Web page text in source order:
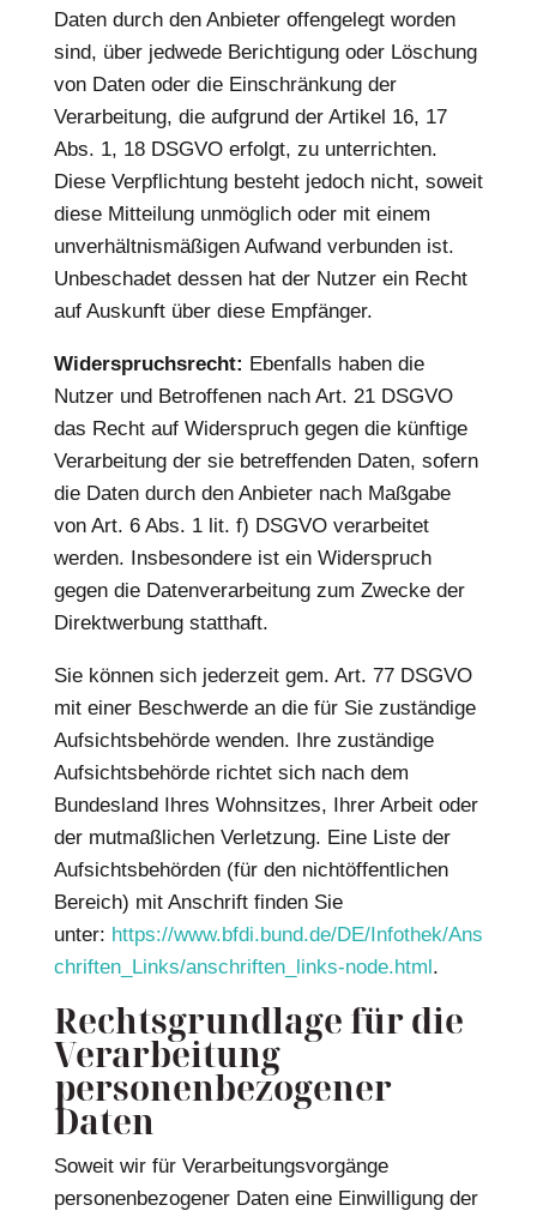
Daten durch den Anbieter offengelegt worden
sind, über jedwede Berichtigung oder Löschung
von Daten oder die Einschränkung der
Verarbeitung, die aufgrund der Artikel 16, 17
Abs. 1, 18 DSGVO erfolgt, zu unterrichten.
Diese Verpflichtung besteht jedoch nicht, soweit
diese Mitteilung unmöglich oder mit einem
unverhältnismäßigen Aufwand verbunden ist.
Unbeschadet dessen hat der Nutzer ein Recht
auf Auskunft über diese Empfänger.
Widerspruchsrecht: Ebenfalls haben die
Nutzer und Betroffenen nach Art. 21 DSGVO
das Recht auf Widerspruch gegen die künftige
Verarbeitung der sie betreffenden Daten, sofern
die Daten durch den Anbieter nach Maßgabe
von Art. 6 Abs. 1 lit. f) DSGVO verarbeitet
werden. Insbesondere ist ein Widerspruch
gegen die Datenverarbeitung zum Zwecke der
Direktwerbung statthaft.
Sie können sich jederzeit gem. Art. 77 DSGVO
mit einer Beschwerde an die für Sie zuständige
Aufsichtsbehörde wenden. Ihre zuständige
Aufsichtsbehörde richtet sich nach dem
Bundesland Ihres Wohnsitzes, Ihrer Arbeit oder
der mutmaßlichen Verletzung. Eine Liste der
Aufsichtsbehörden (für den nichtöffentlichen
Bereich) mit Anschrift finden Sie
unter: https://www.bfdi.bund.de/DE/Infothek/Ans
chriften_Links/anschriften_links-node.html.
Rechtsgrundlage für die
Verarbeitung
personenbezogener
Daten
Soweit wir für Verarbeitungsvorgänge
personenbezogener Daten eine Einwilligung der